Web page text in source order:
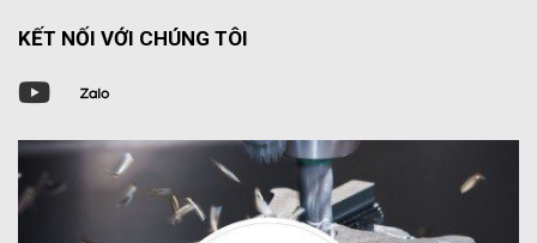
KẾT NỐI VỚI CHÚNG TÔI